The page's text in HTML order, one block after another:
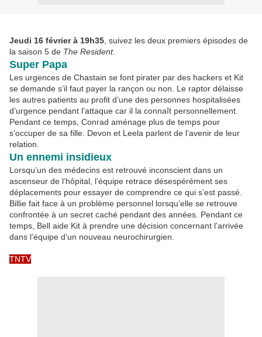
Jeudi 16 février à 19h35 , suivez les deux premiers épisodes de
la saison 5 de The Resident.
Super Papa
Les urgences de Chastain se font pirater par des hackers et Kit
se demande s’il faut payer la rançon ou non. Le raptor délaisse
les autres patients au profit d’une des personnes hospitalisées
d’urgence pendant l’attaque car il la connaît personnellement.
Pendant ce temps, Conrad aménage plus de temps pour
s’occuper de sa fille. Devon et Leela parlent de l’avenir de leur
relation.
Un ennemi insidieux
Lorsqu’un des médecins est retrouvé inconscient dans un
ascenseur de l’hôpital, l’équipe retrace désespérément ses
déplacements pour essayer de comprendre ce qui s’est passé.
Billie fait face à un problème personnel lorsqu’elle se retrouve
confrontée à un secret caché pendant des années. Pendant ce
temps, Bell aide Kit à prendre une décision concernant l’arrivée
dans l’équipe d’un nouveau neurochirurgien.
TNTV